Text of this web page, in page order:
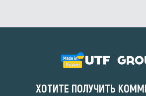
ХОТИТЕ ПОЛУЧИТЬ